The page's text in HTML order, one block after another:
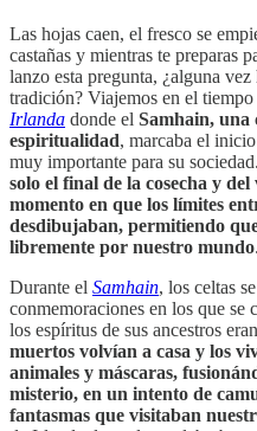
Las hojas caen, el fresco se
castañas y mientras te preparas
lanzo esta pregunta, ¿alguna
tradición? Viajemos en el tiempo
Irlanda donde el Samhain, una
espiritualidad, marcaba el
muy importante para su sociedad.
solo el final de la cosecha y
momento en que los límites
desdibujaban, permitiendo
libremente por nuestro mundo.
Durante el Samhain, los celtas
conmemoraciones en los que se
los espíritus de sus ancestros
muertos volvían a casa y los
animales y máscaras,
misterio, en un intento de
fantasmas que visitaban